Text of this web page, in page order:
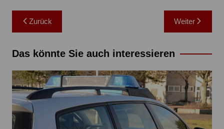
Beitragsnavigation
Zurück Weiter
Das könnte Sie auch interessieren